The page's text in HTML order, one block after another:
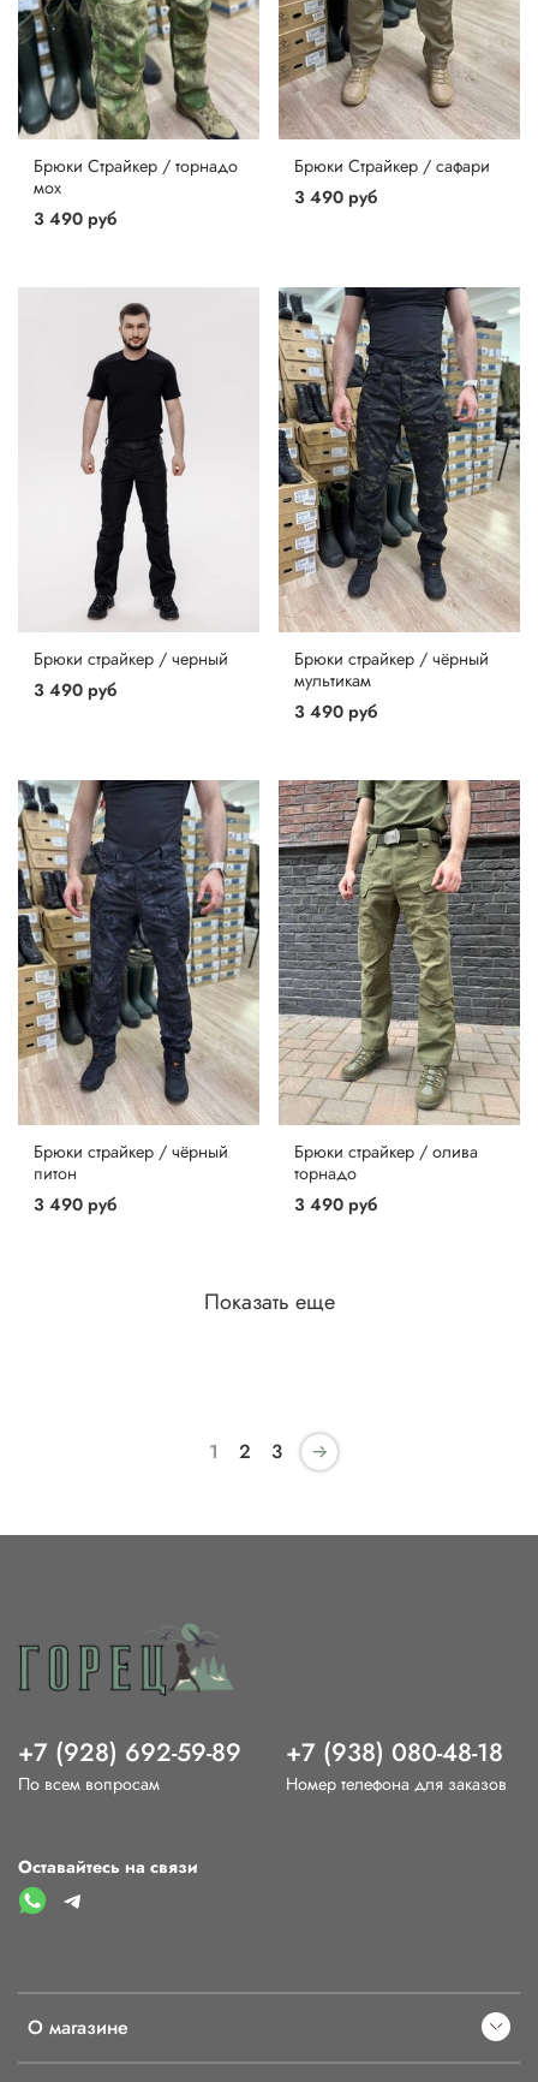
Брюки Страйкер / торнадо
мох
3 490 руб
Брюки Страйкер / сафари
3 490 руб
Брюки страйкер / черный
3 490 руб
Брюки страйкер / чёрный
мультикам
3 490 руб
Брюки страйкер / чёрный
питон
3 490 руб
Брюки страйкер / олива
торнадо
3 490 руб
Показать еще
1 2 3
О магазине
+7 (928) 692-59-89
По всем вопросам
+7 (938) 080-48-18
Номер телефона для заказов
Оставайтесь на связи